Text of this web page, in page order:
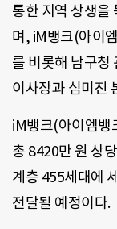
통한 지역 상생을
며, iM뱅크(아이
를 비롯해 남구청
이사장과 심미진
iM뱅크(아이엠뱅
총 8420만 원 상
계층 455세대에
전달될 예정이다.